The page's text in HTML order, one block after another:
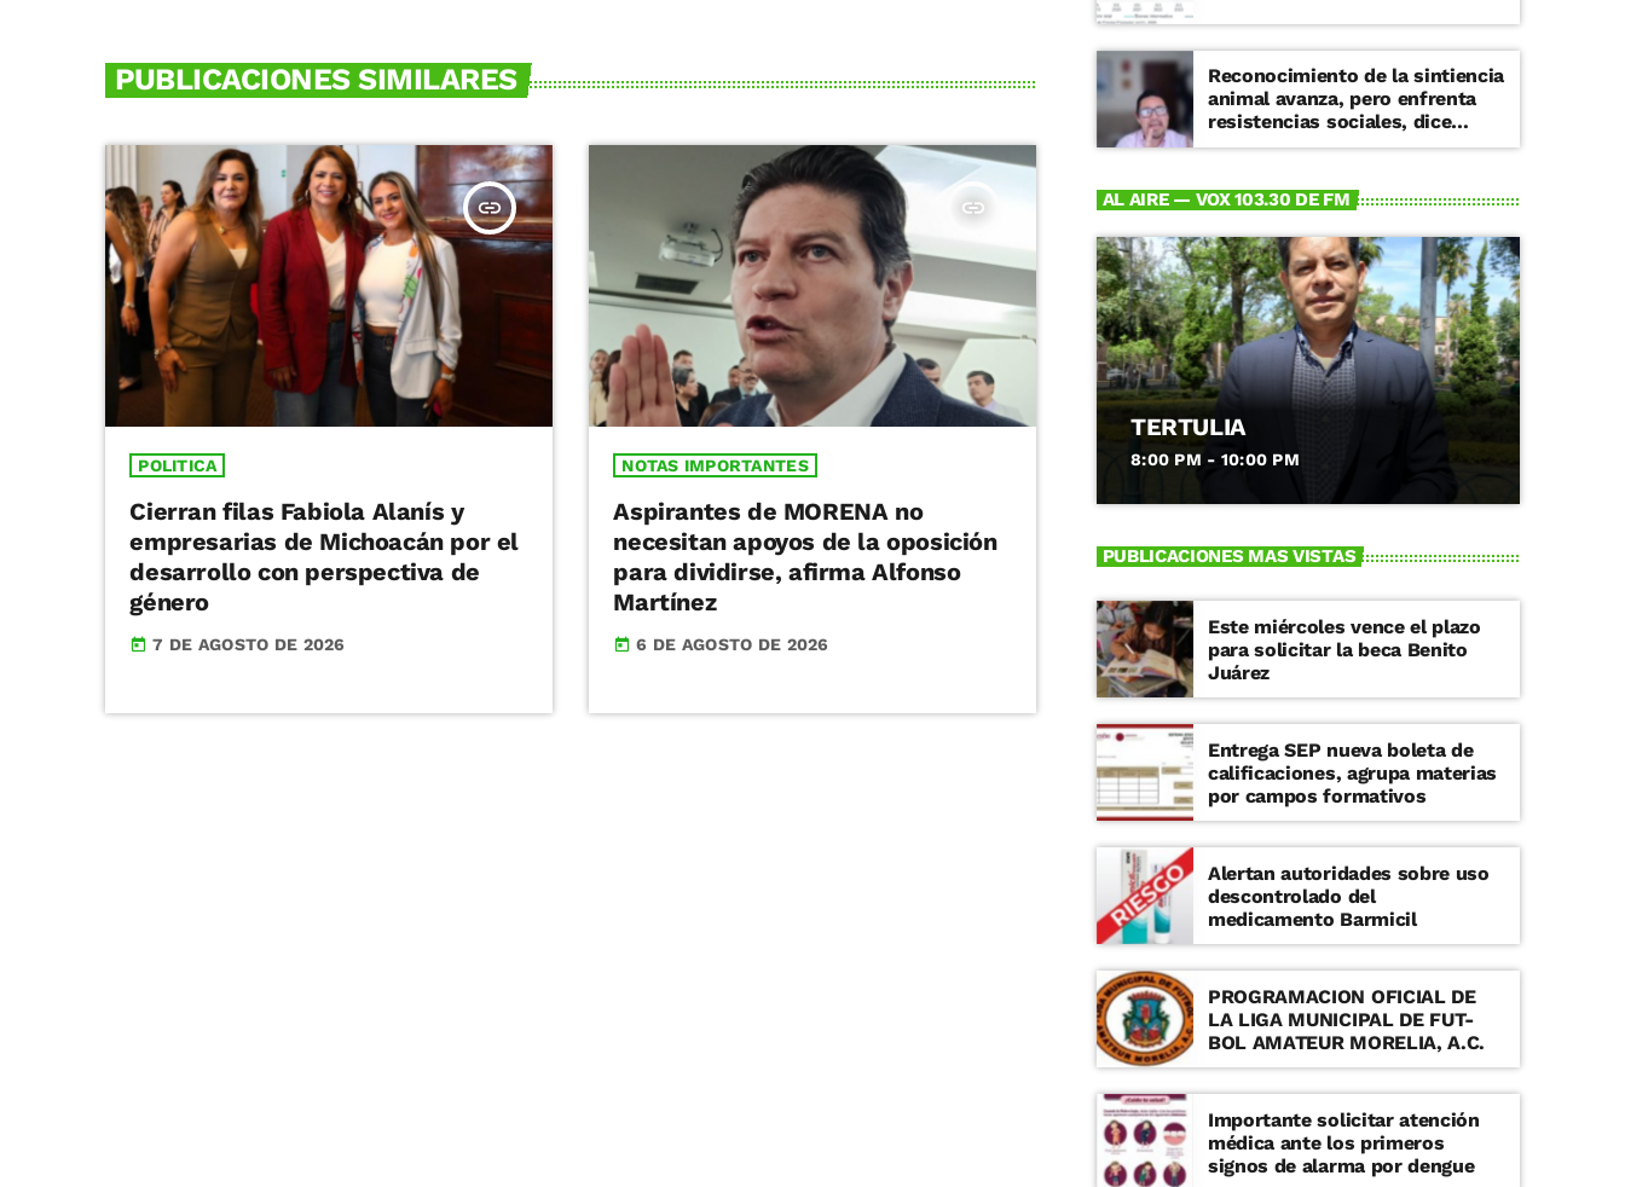
PUBLICACIONES SIMILARES
insert_link
POLITICA
Cierran filas Fabiola Alanís y
empresarias de Michoacán por el
desarrollo con perspectiva de
género
today 7 DE AGOSTO DE 2026
insert_link
NOTAS IMPORTANTES
Aspirantes de MORENA no
necesitan apoyos de la oposición
para dividirse, afirma Alfonso
Martínez
today 6 DE AGOSTO DE 2026
Reconocimiento de la sintiencia
animal avanza, pero enfrenta
resistencias sociales, dice
especialista
AL AIRE — VOX 103.30 DE FM
TERTULIA
8:00 PM - 10:00 PM
PUBLICACIONES MAS VISTAS
Este miércoles vence el plazo
para solicitar la beca Benito
Juárez
Entrega SEP nueva boleta de
calificaciones, agrupa materias
por campos formativos
Alertan autoridades sobre uso
descontrolado del
medicamento Barmicil
PROGRAMACION OFICIAL DE
LA LIGA MUNICIPAL DE FUT-
BOL AMATEUR MORELIA, A.C.
Importante solicitar atención
médica ante los primeros
signos de alarma por dengue